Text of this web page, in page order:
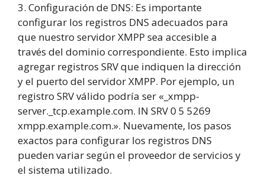
3. Configuración de DNS: Es importante
configurar los registros DNS adecuados para
que nuestro servidor XMPP sea accesible a
través del dominio correspondiente. Esto implica
agregar registros SRV que indiquen la dirección
y el puerto del servidor XMPP. Por ejemplo, un
registro SRV válido podría ser «_xmpp-
server._tcp.example.com. IN SRV 0 5 5269
xmpp.example.com.». Nuevamente, los pasos
exactos para configurar los registros DNS
pueden variar según el proveedor de servicios y
el sistema utilizado.